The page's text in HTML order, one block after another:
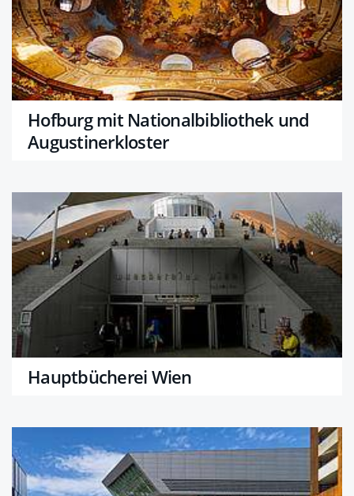
Hofburg mit Nationalbibliothek und
Augustinerkloster
Hauptbücherei Wien